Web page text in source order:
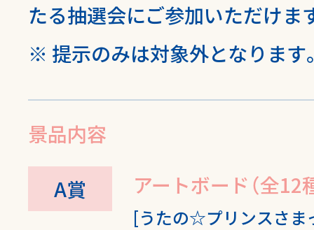
たる抽選会にご参加いただけま
提示のみは対象外となります
景品内容
A賞
アートボード（全12
[うたの☆プリンスさ